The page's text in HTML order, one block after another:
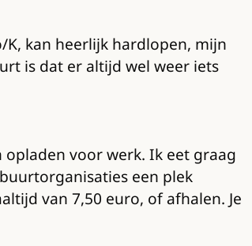
kan heerlijk hardlopen, mijn
is dat er altijd wel weer iets
opladen voor werk. Ik eet graag
een plek
van 7,50 euro, of afhalen. Je